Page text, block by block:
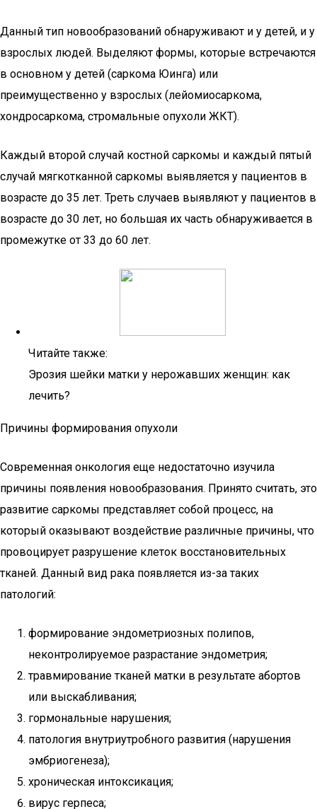
Данный тип новообразований обнаруживают и у детей, и у
взрослых людей. Выделяют формы, которые встречаются
в основном у детей (саркома Юинга) или
преимущественно у взрослых (лейомиосаркома,
хондросаркома, стромальные опухоли ЖКТ).
Каждый второй случай костной саркомы и каждый пятый
случай мягкотканной саркомы выявляется у пациентов в
возрасте до 35 лет. Треть случаев выявляют у пациентов в
возрасте до 30 лет, но большая их часть обнаруживается в
промежутке от 33 до 60 лет.
Читайте также:
Эрозия шейки матки у нерожавших женщин: как
лечить?
Причины формирования опухоли
Современная онкология еще недостаточно изучила
причины появления новообразования. Принято считать, это
развитие саркомы представляет собой процесс, на
который оказывают воздействие различные причины, что
провоцирует разрушение клеток восстановительных
тканей. Данный вид рака появляется из-за таких
патологий:
формирование эндометриозных полипов,
неконтролируемое разрастание эндометрия;
травмирование тканей матки в результате абортов
или выскабливания;
гормональные нарушения;
патология внутриутробного развития (нарушения
эмбриогенеза);
хроническая интоксикация;
вирус герпеса;